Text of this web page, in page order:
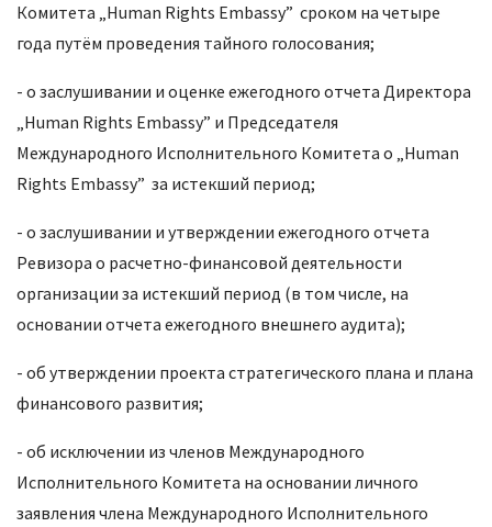
Комитета „Human Rights Embassy” сроком на четыре
года путём проведения тайного голосования;
- о заслушивании и оценке ежегодного отчета Директора
„Human Rights Embassy” и Председателя
Международного Исполнительного Комитета о „Human
Rights Embassy” за истекший период;
- о заслушивании и утверждении ежегодного отчета
Ревизора о расчетно-финансовой деятельности
организации за истекший период (в том числе, на
основании отчета ежегодного внешнего аудита);
- об утверждении проекта стратегического плана и плана
финансового развития;
- об исключении из членов Международного
Исполнительного Комитета на основании личного
заявления члена Международного Исполнительного